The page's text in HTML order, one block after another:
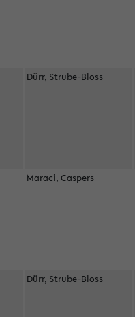
Dürr, Strube-Bloss
Maraci, Caspers
Dürr, Strube-Bloss